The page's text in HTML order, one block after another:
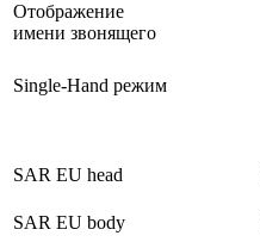
Отображение
имени звонящего
Single-Hand режим
SAR EU head
SAR EU body